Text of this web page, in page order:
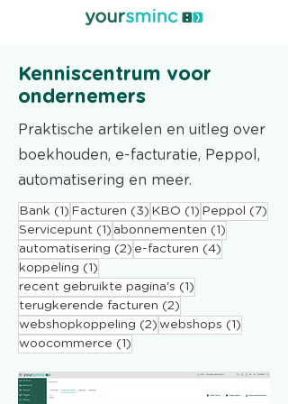
Kenniscentrum voor
ondernemers
Praktische artikelen en uitleg over
boekhouden, e-facturatie, Peppol,
automatisering en meer.
Bank (1) 1 post
Facturen (3) 3 posts
KBO (1) 1 post
Peppol (7)
Servicepunt (1) 1 post
abonnementen (1)
automatisering (2) 2 posts
e-facturen (4)
koppeling (1)
recent gebruikte pagina's (1)
terugkerende facturen (2)
webshopkoppeling (2) 2 posts
webshops (1)
woocommerce (1)